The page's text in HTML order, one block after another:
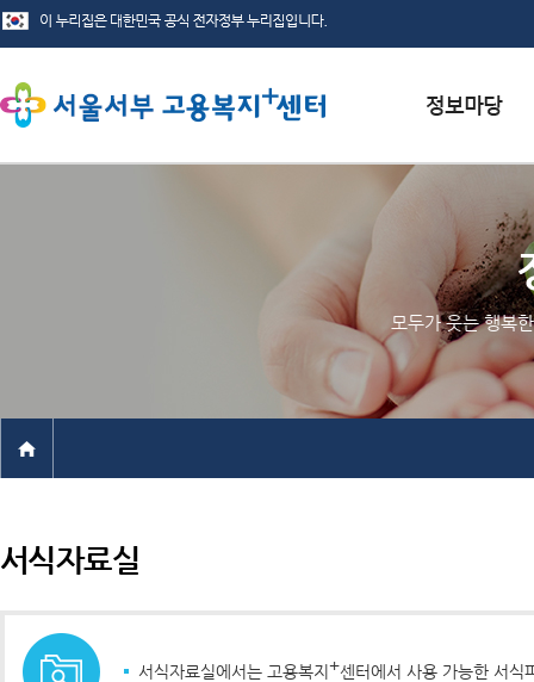
채용정보
인재정보
관련사이트
모두가 웃는 행복
서식자료실
서식자료실에서는 고용복지 +센터에서 사용 가능한 서식